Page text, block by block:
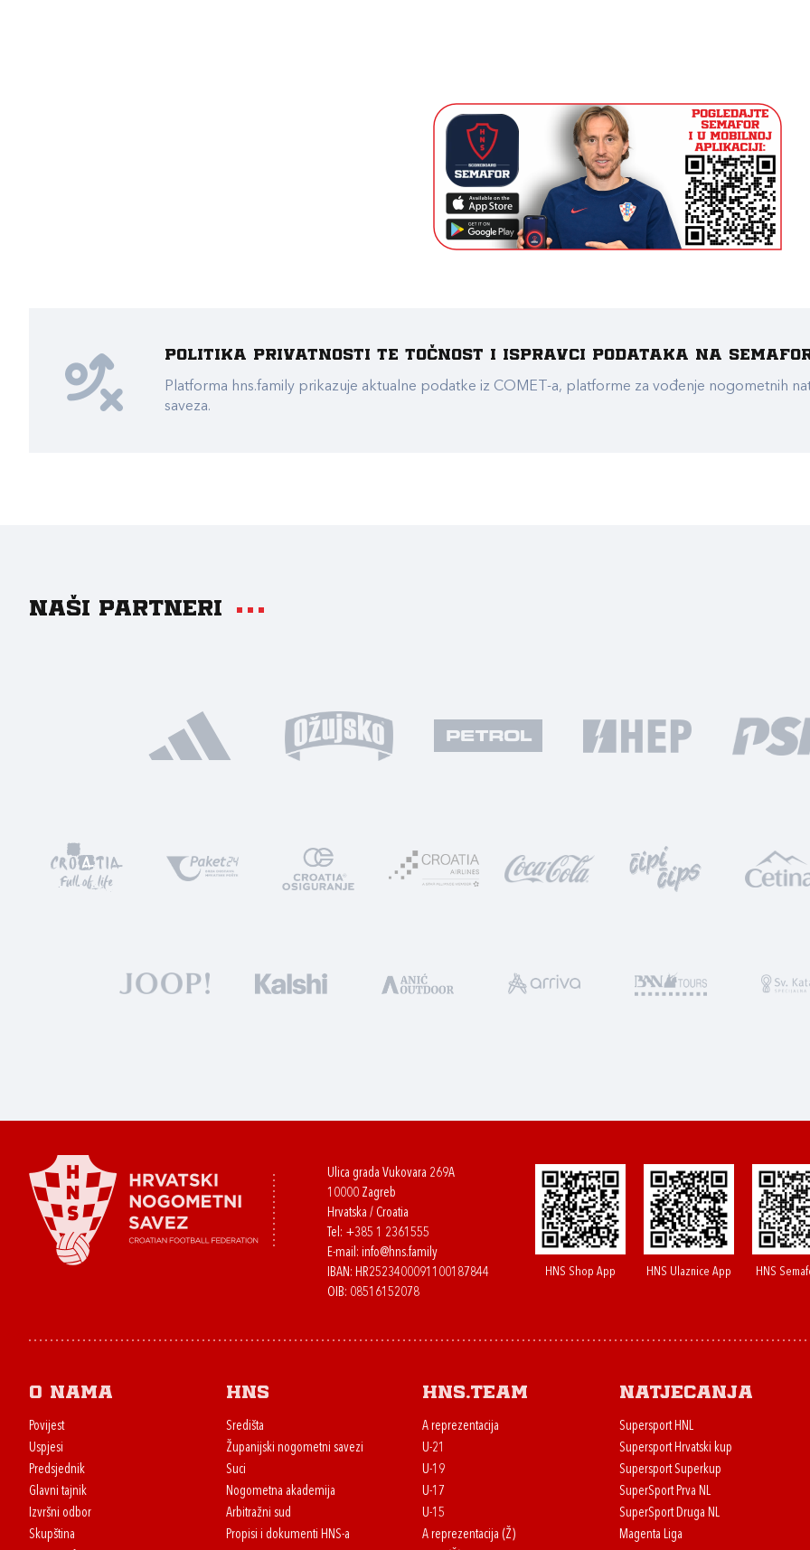
Politika privatnosti te točnost i ispravci podataka na
Platforma hns.family prikazuje aktualne podatke iz COMET-a, platforme za vođenje nogometnih
saveza.
Naši partneri
Ulica grada Vukovara 269A
10000 Zagreb
Hrvatska / Croatia
Tel: +385 1 2361555
E-mail: info@hns.family
IBAN: HR2523400091100187844
OIB: 08516152078
HNS Shop App HNS Ulaznice App HNS
O nama
Povijest
Uspjesi
Predsjednik
Glavni tajnik
Izvršni odbor
Skupština
HNS
Središta
Županijski nogometni savezi
Suci
Nogometna akademija
Arbitražni sud
Propisi i dokumenti HNS-a
HNS.team
A reprezentacija
U-21
U-19
U-17
U-15
A reprezentacija (Ž)
Natjecanja
Supersport HNL
Supersport Hrvatski kup
Supersport Superkup
SuperSport Prva NL
SuperSport Druga NL
Magenta Liga